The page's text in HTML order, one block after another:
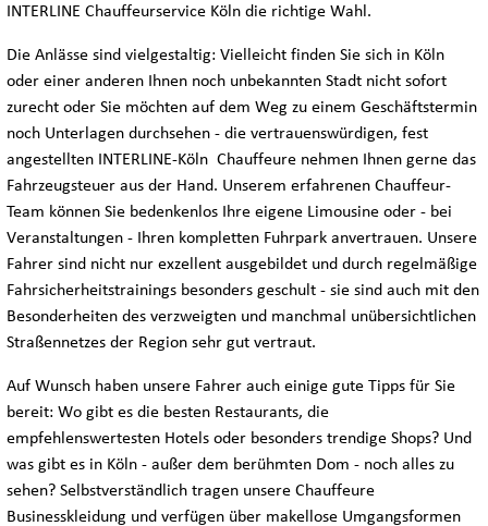
INTERLINE Chauffeurservice Köln die richtige Wahl.
Die Anlässe sind vielgestaltig: Vielleicht finden Sie sich in Köln
oder einer anderen Ihnen noch unbekannten Stadt nicht sofort
zurecht oder Sie möchten auf dem Weg zu einem Geschäftstermin
noch Unterlagen durchsehen - die vertrauenswürdigen, fest
angestellten INTERLINE-Köln Chauffeure nehmen Ihnen gerne das
Fahrzeugsteuer aus der Hand. Unserem erfahrenen Chauffeur-
Team können Sie bedenkenlos Ihre eigene Limousine oder - bei
Veranstaltungen - Ihren kompletten Fuhrpark anvertrauen. Unsere
Fahrer sind nicht nur exzellent ausgebildet und durch regelmäßige
Fahrsicherheitstrainings besonders geschult - sie sind auch mit den
Besonderheiten des verzweigten und manchmal unübersichtlichen
Straßennetzes der Region sehr gut vertraut.
Auf Wunsch haben unsere Fahrer auch einige gute Tipps für Sie
bereit: Wo gibt es die besten Restaurants, die
empfehlenswertesten Hotels oder besonders trendige Shops? Und
was gibt es in Köln - außer dem berühmten Dom - noch alles zu
sehen? Selbstverständlich tragen unsere Chauffeure
Businesskleidung und verfügen über makellose Umgangsformen